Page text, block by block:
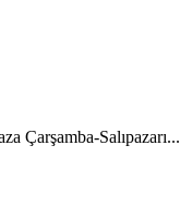
Çarşamba-Salıpazarı...